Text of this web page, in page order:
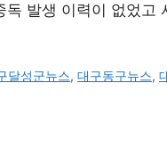
발생 이력이 없었고
달성군뉴스,대구동구뉴스,